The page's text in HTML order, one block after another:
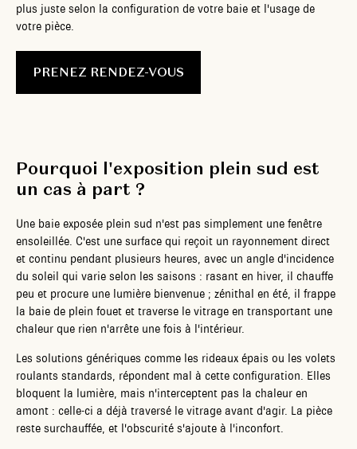
plus juste selon la configuration de votre baie et l'usage de
votre pièce.
PRENEZ RENDEZ-VOUS
Pourquoi l'exposition plein sud est
un cas à part ?
Une baie exposée plein sud n'est pas simplement une fenêtre
ensoleillée. C'est une surface qui reçoit un rayonnement direct
et continu pendant plusieurs heures, avec un angle d'incidence
du soleil qui varie selon les saisons : rasant en hiver, il chauffe
peu et procure une lumière bienvenue ; zénithal en été, il frappe
la baie de plein fouet et traverse le vitrage en transportant une
chaleur que rien n'arrête une fois à l'intérieur.
Les solutions génériques comme les rideaux épais ou les volets
roulants standards, répondent mal à cette configuration. Elles
bloquent la lumière, mais n'interceptent pas la chaleur en
amont : celle-ci a déjà traversé le vitrage avant d'agir. La pièce
reste surchauffée, et l'obscurité s'ajoute à l'inconfort.